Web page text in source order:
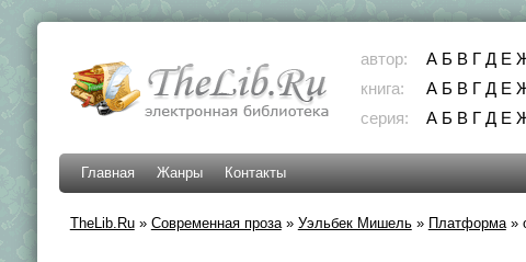
автор: А Б В Г Д Е
книга:
А Б В Г Д Е
серия:
А Б В Г Д Е
Главная Жанры Контакты
TheLib.Ru» Современная проза» Уэльбек Мишель» Платформа»